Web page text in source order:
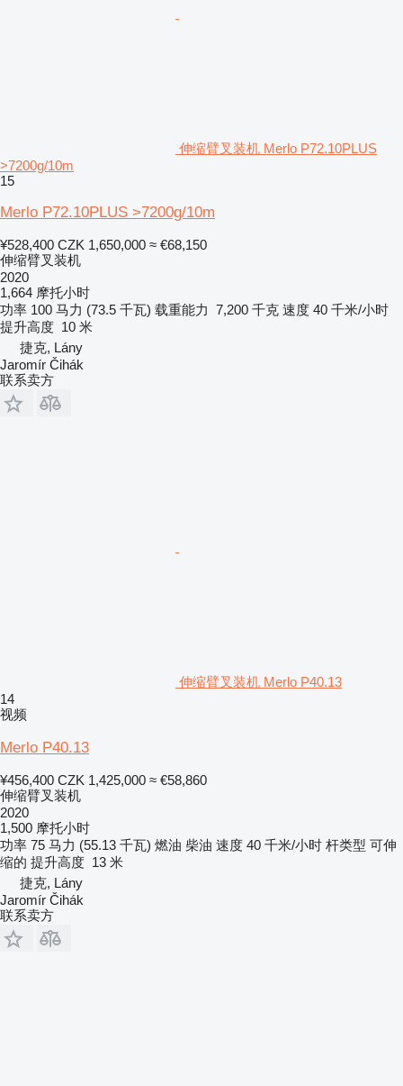
伸缩臂叉装机 Merlo P72.10PLUS
>7200g/10m
15
Merlo P72.10PLUS >7200g/10m
¥528,400 CZK 1,650,000 ≈ €68,150
伸缩臂叉装机
2020
1,664 摩托小时
功率 100 马力 (73.5 千瓦) 载重能力 7,200 千克 速度 40 千米/小时
提升高度 10 米
捷克, Lány
Jaromír Čihák
联系卖方
伸缩臂叉装机 Merlo P40.13
14
视频
Merlo P40.13
¥456,400 CZK 1,425,000 ≈ €58,860
伸缩臂叉装机
2020
1,500 摩托小时
功率 75 马力 (55.13 千瓦) 燃油 柴油 速度 40 千米/小时 杆类型 可伸
缩的 提升高度 13 米
捷克, Lány
Jaromír Čihák
联系卖方